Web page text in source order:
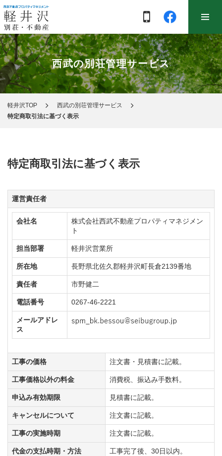
西武の別荘管理サービス
軽井沢TOP
西武の別荘管理サービス
特定商取引法に基づく表示
特定商取引法に基づく表示
運営責任者
会社名
株式会社西武不動産プロパティマネジメン
ト
担当部署 軽井沢営業所
所在地 長野県北佐久郡軽井沢町長倉2139番地
責任者 市野健二
電話番号 0267-46-2221
メールアドレ
ス
工事の価格 注文書・見積書に記載。
工事価格以外の料金 消費税、振込み手数料。
申込み有効期限 見積書に記載。
キャンセルについて 注文書に記載。
工事の実施時期 注文書に記載。
代金の支払時期・方法
工事完了後、30日以内。